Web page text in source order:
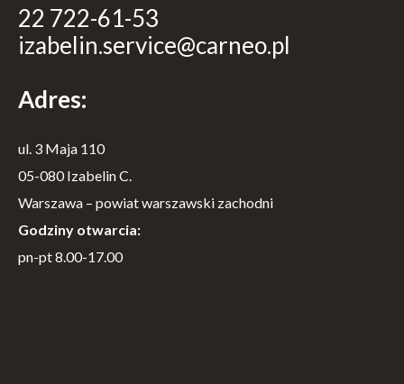
22 722-61-53
izabelin.service@carneo.pl
Adres:
ul. 3 Maja 110
05-080 Izabelin C.
Warszawa – powiat warszawski zachodni
Godziny otwarcia:
pn-pt 8.00-17.00